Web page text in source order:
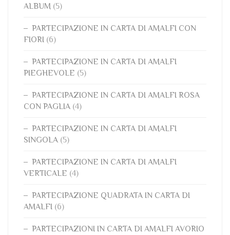
ALBUM (5)
PARTECIPAZIONE IN CARTA DI AMALFI CON
FIORI (6)
PARTECIPAZIONE IN CARTA DI AMALFI
PIEGHEVOLE (5)
PARTECIPAZIONE IN CARTA DI AMALFI ROSA
CON PAGLIA (4)
PARTECIPAZIONE IN CARTA DI AMALFI
SINGOLA (5)
PARTECIPAZIONE IN CARTA DI AMALFI
VERTICALE (4)
PARTECIPAZIONE QUADRATA IN CARTA DI
AMALFI (6)
PARTECIPAZIONI IN CARTA DI AMALFI AVORIO